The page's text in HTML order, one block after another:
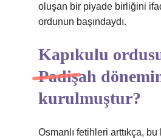
oluşan bir piyade birliğini
ordunun başındaydı.
Kapıkulu
Padişah
kurulmuştur?
Osmanlı fetihleri ​​arttıkça,